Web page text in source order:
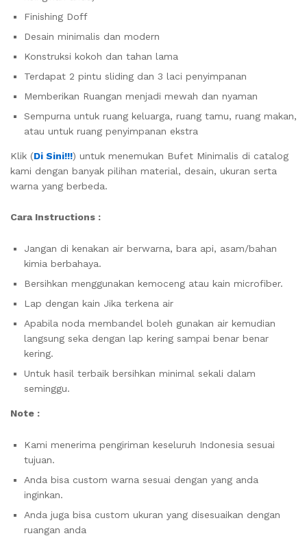
Finishing Doff
Desain minimalis dan modern
Konstruksi kokoh dan tahan lama
Terdapat 2 pintu sliding dan 3 laci penyimpanan
Memberikan Ruangan menjadi mewah dan nyaman
Sempurna untuk ruang keluarga, ruang tamu, ruang makan,
atau untuk ruang penyimpanan ekstra
Klik (Di Sini!!!) untuk menemukan Bufet Minimalis di catalog
kami dengan banyak pilihan material, desain, ukuran serta
warna yang berbeda.
Cara Instructions :
Jangan di kenakan air berwarna, bara api, asam/bahan
kimia berbahaya.
Bersihkan menggunakan kemoceng atau kain microfiber.
Lap dengan kain Jika terkena air
Apabila noda membandel boleh gunakan air kemudian
langsung seka dengan lap kering sampai benar benar
kering.
Untuk hasil terbaik bersihkan minimal sekali dalam
seminggu.
Note :
Kami menerima pengiriman keseluruh Indonesia sesuai
tujuan.
Anda bisa custom warna sesuai dengan yang anda
inginkan.
Anda juga bisa custom ukuran yang disesuaikan dengan
ruangan anda